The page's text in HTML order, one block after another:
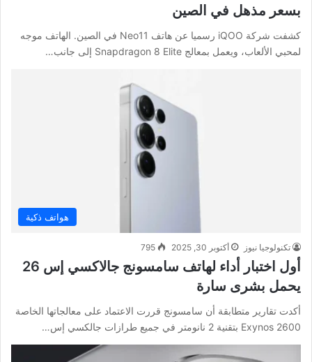
بسعر مذهل في الصين
كشفت شركة iQOO رسميا عن هاتف Neo11 في الصين. الهاتف موجه
لمحبي الألعاب، ويعمل بمعالج Snapdragon 8 Elite إلى جانب…
هواتف ذكية
تكنولوجيا نيوز أكتوبر 30, 2025 795
أول اختبار أداء لهاتف سامسونج جالاكسي إس 26
يحمل بشرى سارة
أكدت تقارير متطابقة أن سامسونج قررت الاعتماد على معالجاتها الخاصة
Exynos 2600 بتقنية 2 نانومتر في جميع طرازات جالكسي إس…